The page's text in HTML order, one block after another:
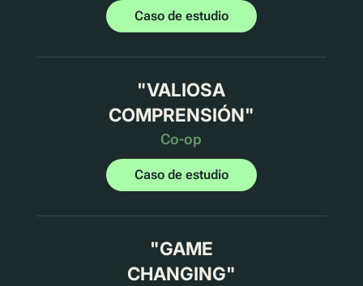
Caso de estudio
"VALIOSA
COMPRENSIÓN"
Co-op
Caso de estudio
"GAME
CHANGING"